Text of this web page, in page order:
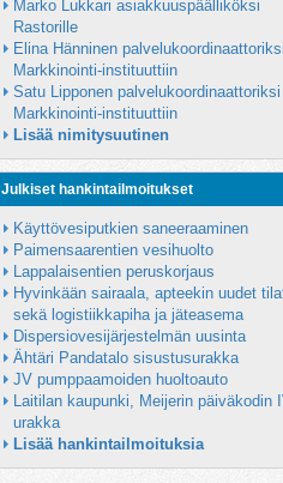
Marko Lukkari asiakkuuspäälliköksi
Rastorille
Elina Hänninen palvelukoordinaattoriksi
Markkinointi-instituuttiin
Satu Lipponen palvelukoordinaattoriksi
Markkinointi-instituuttiin
Lisää nimitysuutinen
Julkiset hankintailmoitukset
Käyttövesiputkien saneeraaminen
Paimensaarentien vesihuolto
Lappalaisentien peruskorjaus
Hyvinkään sairaala, apteekin uudet
sekä logistiikkapiha ja jäteasema
Dispersiovesijärjestelmän uusinta
Ähtäri Pandatalo sisustusurakka
JV pumppaamoiden huoltoauto
Laitilan kaupunki, Meijerin päiväkodin
urakka
Lisää hankintailmoituksia